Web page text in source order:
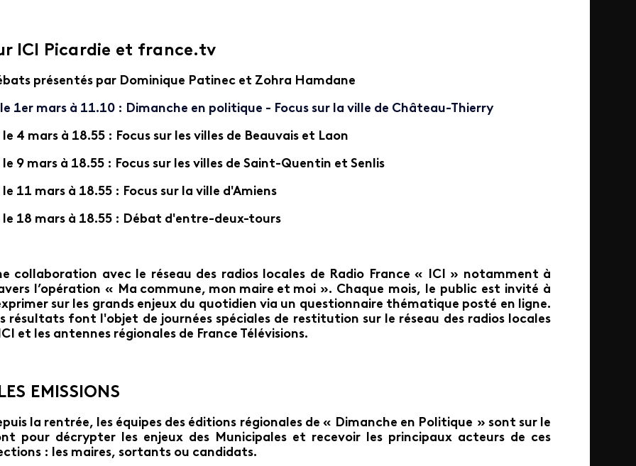
ICI Picardie et france.tv
présentés par Dominique Patinec et Zohra Hamdane
1er mars à 11.10 : Dimanche en politique - Focus sur la ville de Château-Thierry
le 4 mars à 18.55 : Focus sur les villes de Beauvais et Laon
le 9 mars à 18.55 : Focus sur les villes de Saint-Quentin et Senlis
11 mars à 18.55 : Focus sur la ville d'Amiens
18 mars à 18.55 : Débat d'entre-deux-tours
collaboration avec le réseau des radios locales de Radio France « ICI » notamment à
l’opération « Ma commune, mon maire et moi». Chaque mois, le public est invité à
sur les grands enjeux du quotidien via un questionnaire thématique posté en ligne.
résultats font l'objet de journées spéciales de restitution surle réseau des radios locales
et les antennes régionales de France Télévisions.
EMISSIONS
la rentrée, les équipes des éditions régionales de « Dimanche en Politique » sont sur le
pour décrypter les enjeux des Municipales et recevoir les principaux acteurs de ces
: les maires, sortants ou candidats.